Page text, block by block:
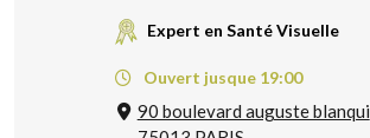
Expert en Santé Visuelle
Ouvert jusque 19:00
90 boulevard auguste blanqui